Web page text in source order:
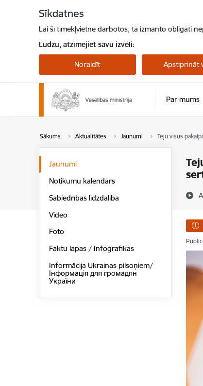
Sīkdatnes
Lai šī tīmekļvietne darbotos, tā izmanto obligāti
Lūdzu, atzīmējiet savu izvēli:
Noraidīt Apstiprināt
Par mums
Sākums Aktualitātes Jaunumi Teju visus
Jaunumi
Notikumu kalendārs
Sabiedrības līdzdalība
Video
Foto
Faktu lapas / Infografikas
Informācija Ukrainas pilsoņiem/
Інформація для громадян
України